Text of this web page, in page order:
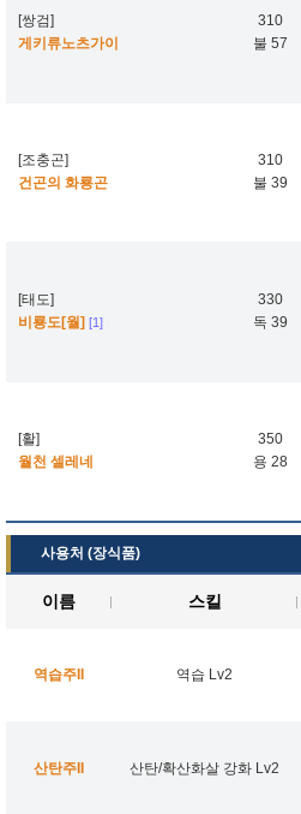
[쌍검]
게키류노츠가이
310
불 57
[조충곤]
건곤의 화룡곤
310
불 39
[태도]
비룡도[월] [1]
330
독 39
[활]
월천 셀레네
350
용 28
사용처 (장식품)
이름 스킬
역습주II 역습 Lv2
산탄주II 산탄/확산화살 강화 Lv2